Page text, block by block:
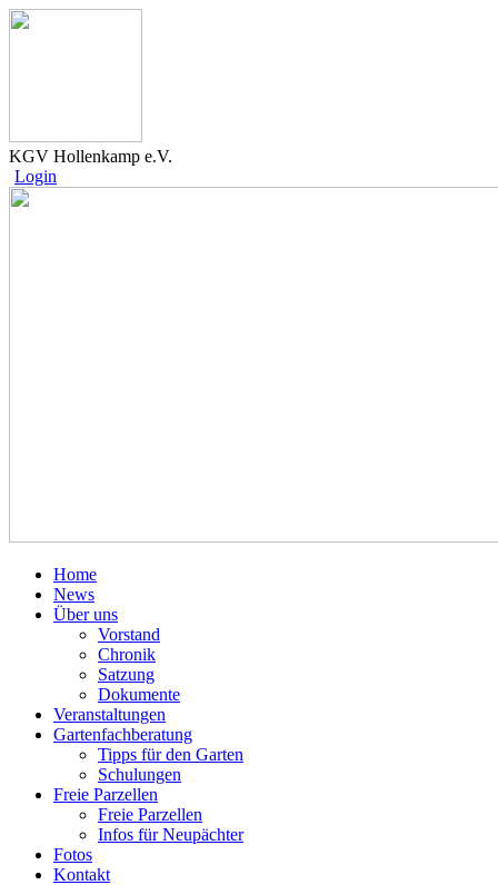
KGV Hollenkamp e.V.
Login
Home
News
Über uns
Vorstand
Chronik
Satzung
Dokumente
Veranstaltungen
Gartenfachberatung
Tipps für den Garten
Schulungen
Freie Parzellen
Freie Parzellen
Infos für Neupächter
Fotos
Kontakt